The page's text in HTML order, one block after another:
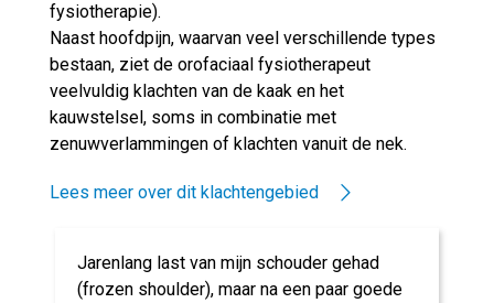
fysiotherapie).
Naast hoofdpijn, waarvan veel verschillende types
bestaan, ziet de orofaciaal fysiotherapeut
veelvuldig klachten van de kaak en het
kauwstelsel, soms in combinatie met
zenuwverlammingen of klachten vanuit de nek.
Lees meer over dit klachtengebied
Jarenlang last van mijn schouder gehad
(frozen shoulder), maar na een paar goede